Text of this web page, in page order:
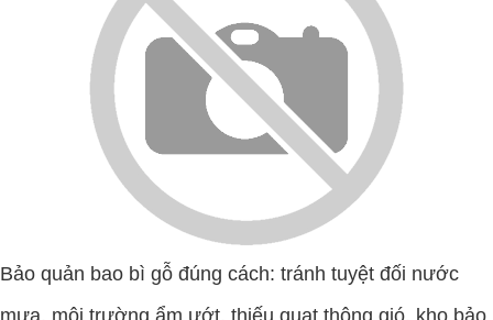
Bảo quản bao bì gỗ đúng cách: tránh tuyệt đối nước
mưa, môi trường ẩm ướt, thiếu quạt thông gió, kho bảo